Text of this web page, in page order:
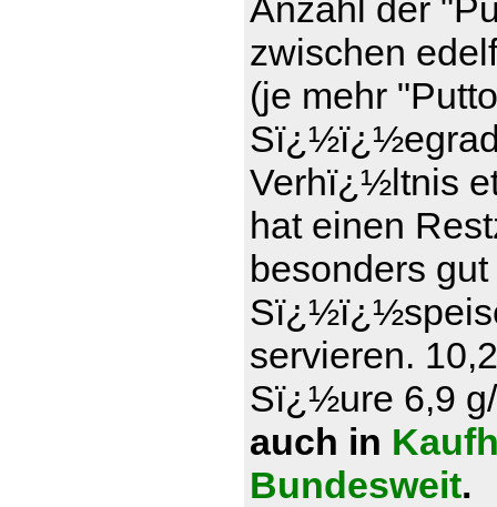
Anzahl der
zwischen
(je mehr
Verhï¿½ltnis
hat einen
besonders
servieren.
Sï¿½ure 6,9
auch in
Bundesweit.